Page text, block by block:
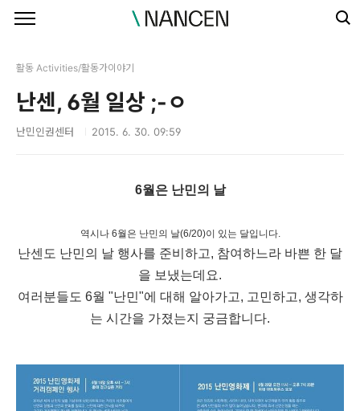
활동 Activities/활동가이야기
난센, 6월 일상 ;-ㅇ
난민인권센터 2015. 6. 30. 09:59
6월은 난민의 날
역시나 6월은 난민의 날(6/20)이 있는 달입니다.
난센도 난민의 날 행사를 준비하고, 참여하느라 바쁜 한 달
을 보냈는데요.
여러분들도 6월 "난민"에 대해 알아가고, 고민하고, 생각하
는 시간을 가졌는지 궁금합니다.